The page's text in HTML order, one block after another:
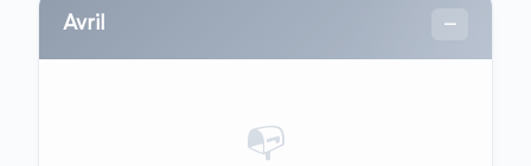
Avril —
📭